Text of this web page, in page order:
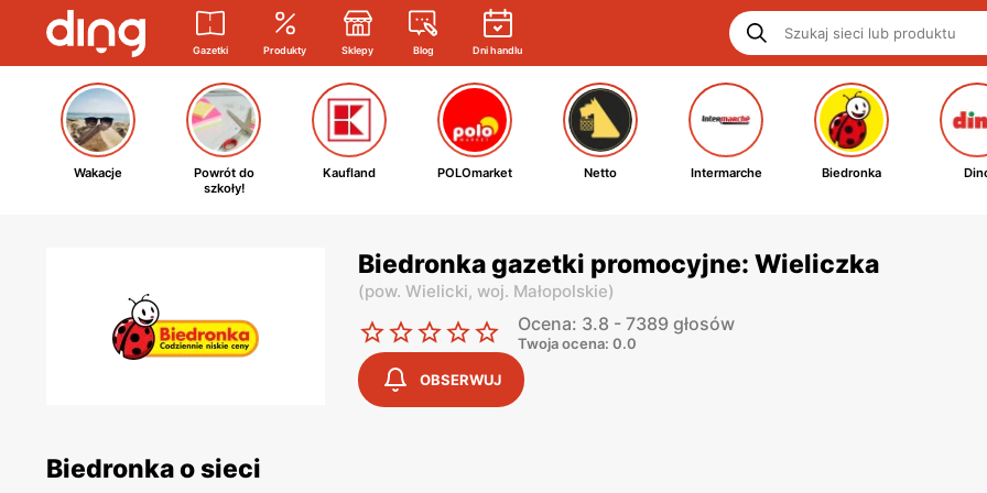
Gazetki Produkty Sklepy Blog Dni handlu
Wakacje
Powrót do
szkoły!
Kaufland POLOmarket Netto Intermarche Biedronka
Biedronka gazetki promocyjne: Wieliczka
(pow. Wielicki, woj. Małopolskie)
Ocena: 3.8 - 7389 głosów
Twoja ocena: 0.0
OBSERWUJ
Biedronka o sieci